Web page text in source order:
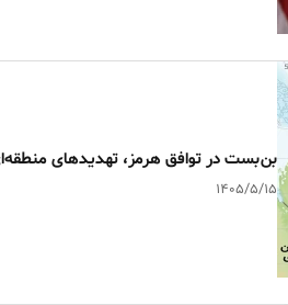
بن‌بست در توافق هرمز، تهدیدهای
۱۴۰۵/۵/۱۵